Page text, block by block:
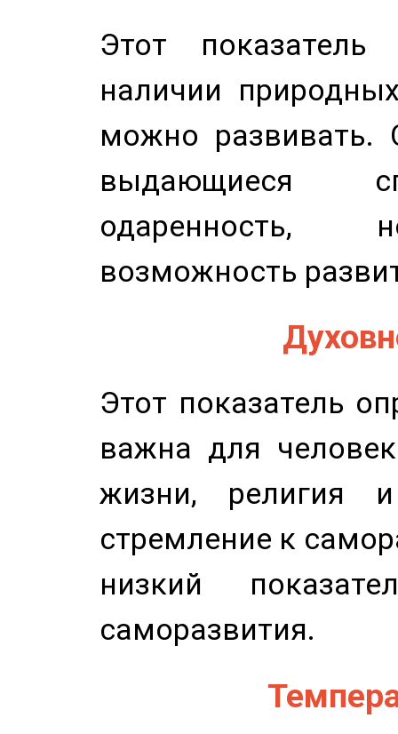
Этот показатель
наличии
можно развивать.
выдающиеся
одаренность,
возможность
Этот показатель
важна для
жизни, религия
стремление к
низкий
саморазвития.